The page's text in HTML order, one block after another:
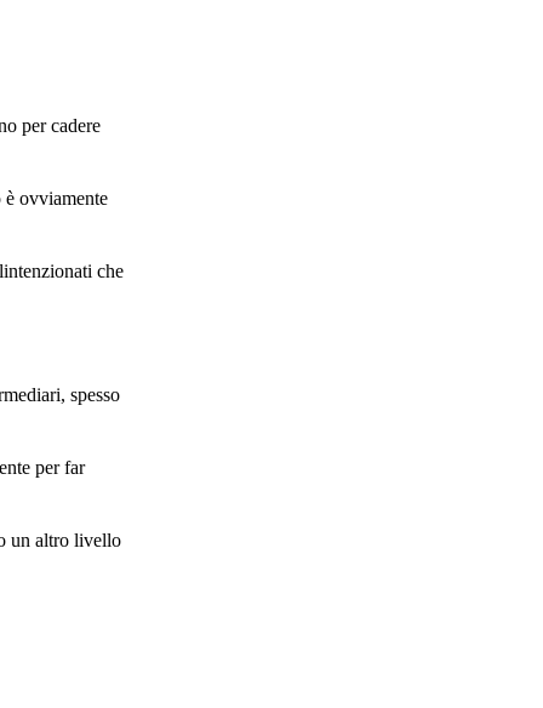
per cadere
ovviamente
che
spesso
per far
un altro livello